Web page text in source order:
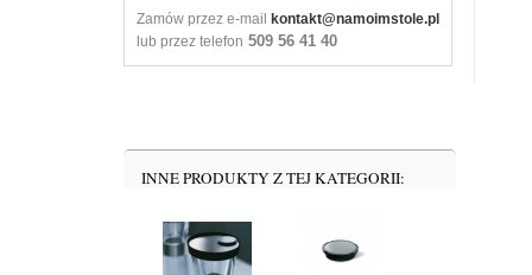
Zamów przez e-mail
kontakt@namoimstole.pl
lub przez telefon 509 56 41 40
INNE PRODUKTY Z TEJ KATEGORII: